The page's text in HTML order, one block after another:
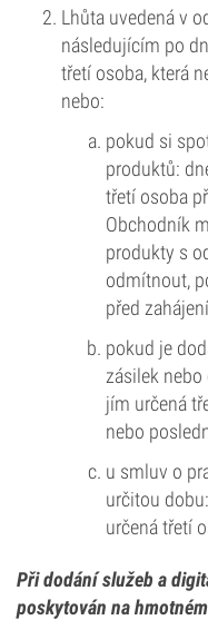
Lhůta uvedená v
následujícím po
třetí osoba, která
nebo:
pokud si
produktů:
třetí osoba
Obchodník
produkty s
odmítnout,
před
pokud je
zásilek
jím určená
nebo
u smluv o
určitou
určená třetí
Při dodání služeb a
poskytován na